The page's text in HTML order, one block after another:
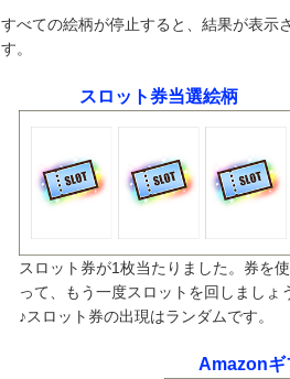
すべての絵柄が停止すると、結果が表示
す。
スロット券当選絵柄
スロット券が1枚当たりました。券を使
って、もう一度スロットを回しましょ
♪スロット券の出現はランダムです。
Amazonギ